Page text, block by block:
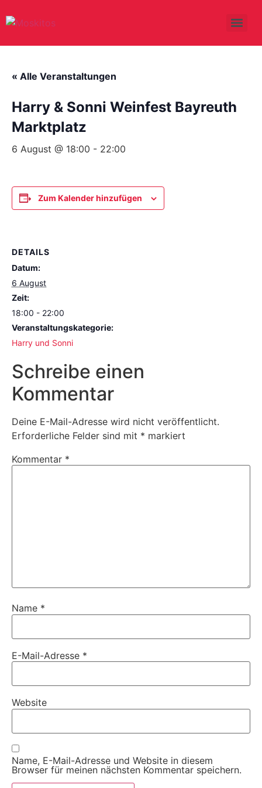
« Alle Veranstaltungen
Harry & Sonni Weinfest Bayreuth
Marktplatz
6 August @ 18:00 - 22:00
Zum Kalender hinzufügen
DETAILS
Datum:
6 August
Zeit:
18:00 - 22:00
Veranstaltungskategorie:
Harry und Sonni
Schreibe einen
Kommentar
Deine E-Mail-Adresse wird nicht veröffentlicht.
Erforderliche Felder sind mit * markiert
Kommentar *
Name *
E-Mail-Adresse *
Website
Name, E-Mail-Adresse und Website in diesem
Browser für meinen nächsten Kommentar speichern.